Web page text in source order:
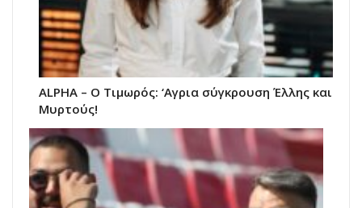
ALPHA – Ο Τιμωρός: ‘Αγρια σύγκρουση Έλλης και
Μυρτούς!